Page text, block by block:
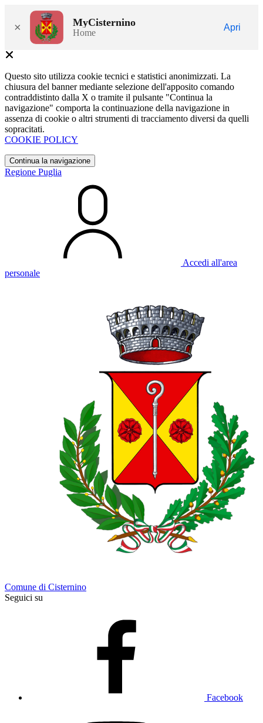
× MyCisternino
Home
Apri
Questo sito utilizza cookie tecnici e statistici anonimizzati. La
chiusura del banner mediante selezione dell'apposito comando
contraddistinto dalla X o tramite il pulsante "Continua la
navigazione" comporta la continuazione della navigazione in
assenza di cookie o altri strumenti di tracciamento diversi da quelli
sopracitati.
COOKIE POLICY
Continua la navigazione
Regione Puglia
Accedi all'area
personale
Comune di Cisternino
Seguici su
Facebook